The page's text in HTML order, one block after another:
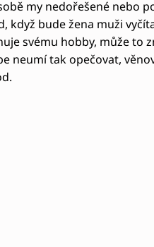
my nedořešené nebo
když bude žena muži
svému hobby, může to
neumí tak opečovat,